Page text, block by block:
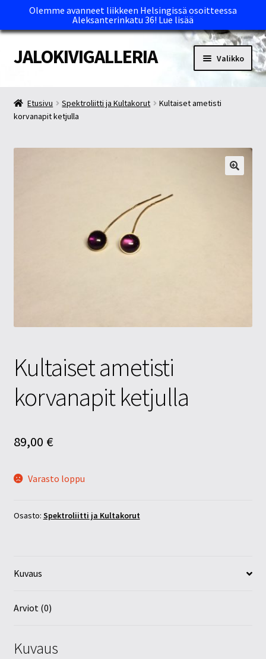
Olemme avanneet liikkeen Helsingissä osoitteessa
Aleksanterinkatu 36! Lue lisää
Siirry
navigointiin
Siirry
sisältöön
JALOKIVIGALLERIA Valikko
Kassa
Maksutavat ja Tärkeää tietää
Etusivu Spektroliitti ja Kultakorut
Kultaiset ametisti
korvanapit ketjulla
Kultaiset ametisti
korvanapit ketjulla
89,00 €
Varasto loppu
Osasto: Spektroliitti ja Kultakorut
Kuvaus
Arviot (0)
Kuvaus